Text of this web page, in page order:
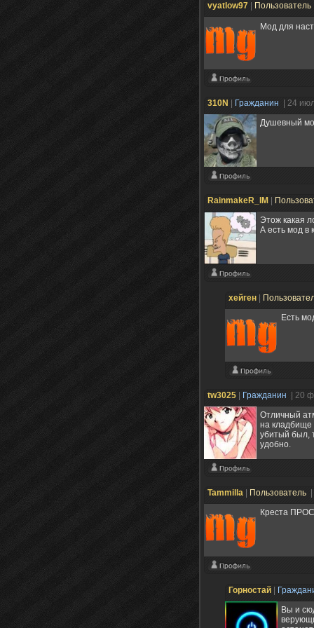
vyatlow97 Пользователь
Мод для
310N Гражданин
| 24
Душевный
RainmakeR_IM
Этож какая
А есть мод в
хейген
Есть
tw3025 Гражданин
| 20
Отличный
на кладбище
убитый был,
удобно.
Tammilla Пользователь
Креста
Горностай
Вы и